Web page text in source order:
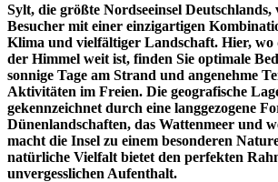
Sylt, die größte Nordseeinsel
Besucher mit einer einzigartigen
Klima und vielfältiger Landschaft. Hier, wo
der Himmel weit ist, finden Sie optimale
sonnige Tage am Strand und angenehme
Aktivitäten im Freien. Die geografische
gekennzeichnet durch eine langgezogene
Dünenlandschaften, das Wattenmeer und
macht die Insel zu einem besonderen
natürliche Vielfalt bietet den perfekten
unvergesslichen Aufenthalt.